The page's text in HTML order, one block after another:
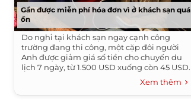
Gần được miễn phí hóa đơn vì ở khách sạn quá
ồn
Do nghỉ tại khách sạn ngay cạnh công
trường đang thi công, một cặp đôi người
Anh được giảm giá số tiền cho chuyến du
lịch 7 ngày, từ 1.500 USD xuống còn 45 USD.
Xem thêm